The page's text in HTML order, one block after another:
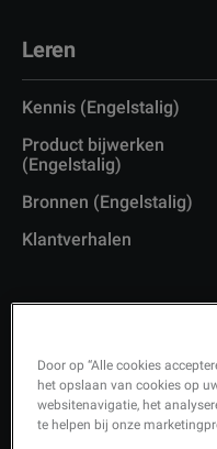
Leren
Kennis (Engelstalig)
Product bijwerken
(Engelstalig)
Bronnen (Engelstalig)
Klantverhalen
Copyright © 2026 Q-Matic
Privacybeleid (Engelstalig)
Door op “Alle cookies
het opslaan van cookies op
websitenavigatie, het
te helpen bij onze